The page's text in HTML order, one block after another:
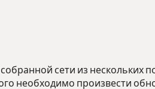
сети из нескольких
необходимо произвести